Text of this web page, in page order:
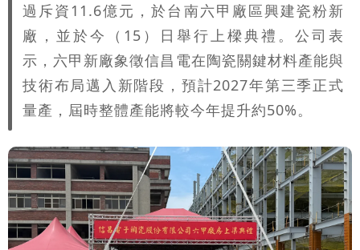
過斥資11.6億元，於台南六甲廠區興建瓷粉新
廠，並於今（15）日舉行上樑典禮。公司表
示，六甲新廠象徵信昌電在陶瓷關鍵材料產能與
技術布局邁入新階段，預計2027年第三季正式
量產，屆時整體產能將較今年提升約50%。